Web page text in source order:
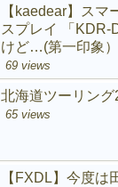
【kaedear】スマ
スプレイ 「KDR-
けど…(第一印象）
69 views
北海道ツーリン
65 views
【FXDL】今度は